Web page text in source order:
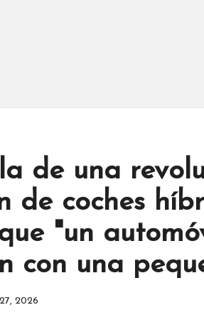
de una
de coches
"un
con una
2026